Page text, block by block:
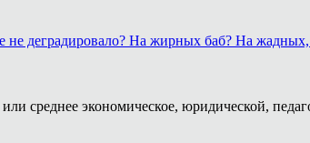
не деградировало? На жирных баб? На
среднее экономическое, юридической,